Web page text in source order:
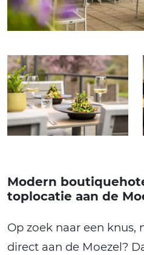
Modern
toplocatie aan de
Op zoek naar een knus,
direct aan de Moezel?